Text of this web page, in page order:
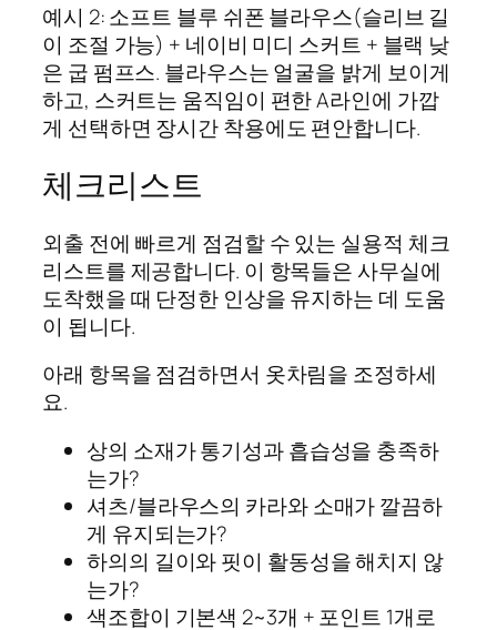
예시 2: 소프트 블루 쉬폰 블라우스(슬리브 길
이 조절 가능) + 네이비 미디 스커트 + 블랙 낮
은 굽 펌프스. 블라우스는 얼굴을 밝게 보이게
하고, 스커트는 움직임이 편한 A라인에 가깝
게 선택하면 장시간 착용에도 편안합니다.
체크리스트
외출 전에 빠르게 점검할 수 있는 실용적 체크
리스트를 제공합니다. 이 항목들은 사무실에
도착했을 때 단정한 인상을 유지하는 데 도움
이 됩니다.
아래 항목을 점검하면서 옷차림을 조정하세
요.
상의 소재가 통기성과 흡습성을 충족하
는가?
셔츠/블라우스의 카라와 소매가 깔끔하
게 유지되는가?
하의의 길이와 핏이 활동성을 해치지 않
는가?
색조합이 기본색 2~3개 + 포인트 1개로